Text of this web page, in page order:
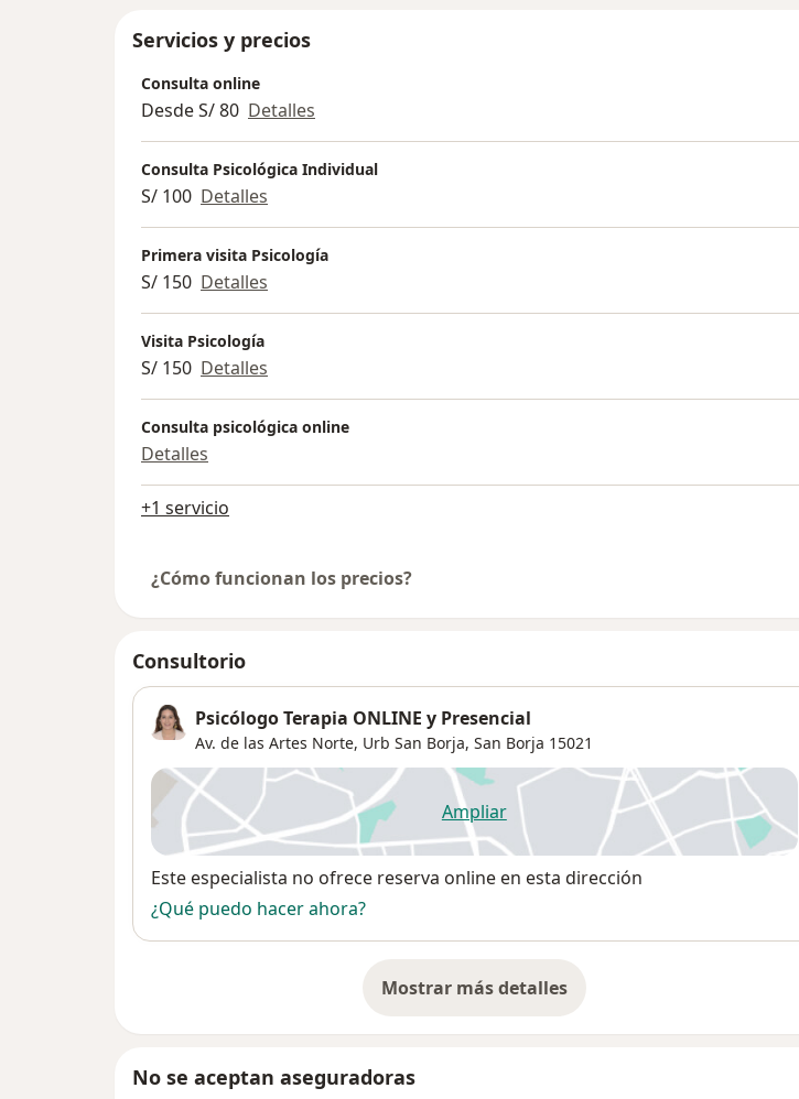
Servicios y precios
Consulta online
Desde S/ 80 Detalles
Consulta Psicológica Individual
S/ 100 Detalles
Primera visita Psicología
S/ 150 Detalles
Visita Psicología
S/ 150 Detalles
Consulta psicológica online
Detalles
+1 servicio
¿Cómo funcionan los precios?
Consultorio
Psicólogo Terapia ONLINE y Presencial
Av. de las Artes Norte, Urb San Borja, San Borja 15021
Ampliarse abre en una nueva pestaña
Disponibilidad
Este especialista no ofrece reserva online en esta dirección
¿Qué puedo hacer ahora?
Mostrar más detalles
sobre la dirección
No se aceptan aseguradoras